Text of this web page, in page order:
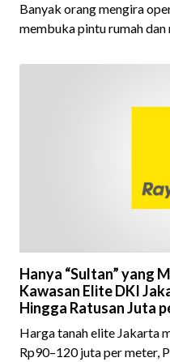
Banyak orang mengira
membuka pintu rumah
terdapat persiapan,
setiap pengunjung.Setiap
Hanya “Sultan” yang
Kawasan Elite DKI
Hingga Ratusan Juta
Harga tanah elite Jakarta
Rp90–120 juta per meter,